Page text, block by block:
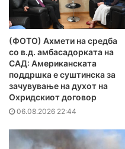
(ФОТО) Ахмети на средба
со в.д. амбасадорката на
САД: Американската
поддршка е суштинска за
зачувување на духот на
Охридскиот договор
06.08.2026 22:44